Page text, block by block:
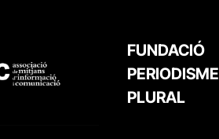
FUNDACIÓ
PERIODISME
PLURAL